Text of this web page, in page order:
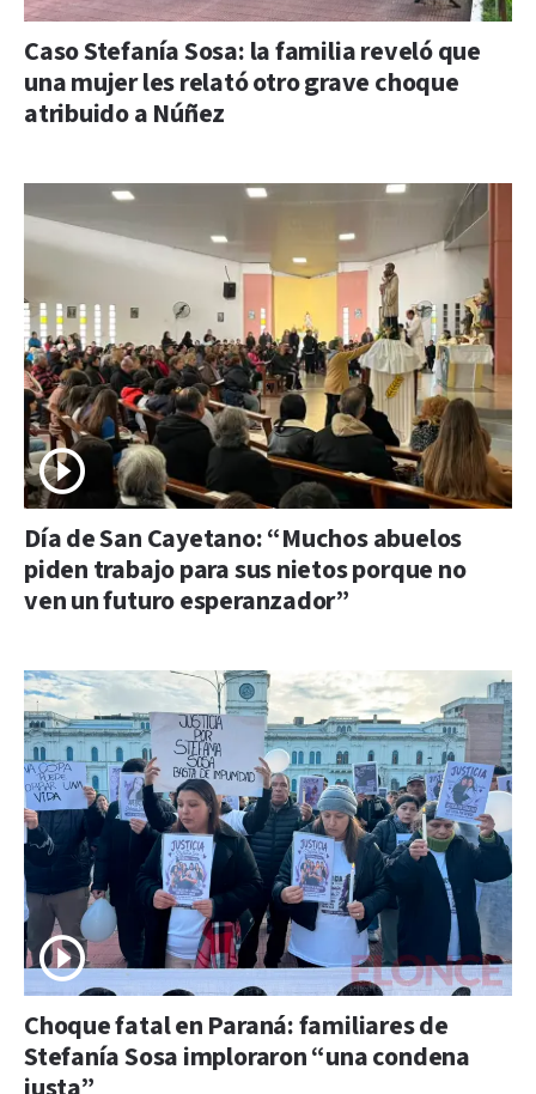
Caso Stefanía Sosa: la familia reveló que
una mujer les relató otro grave choque
atribuido a Núñez
Día de San Cayetano: “Muchos abuelos
piden trabajo para sus nietos porque no
ven un futuro esperanzador”
Choque fatal en Paraná: familiares de
Stefanía Sosa imploraron “una condena